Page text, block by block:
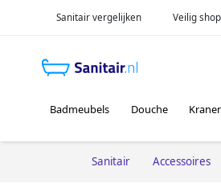
Sanitair vergelijken Veilig
Badmeubels Douche
Sanitair Accessoires